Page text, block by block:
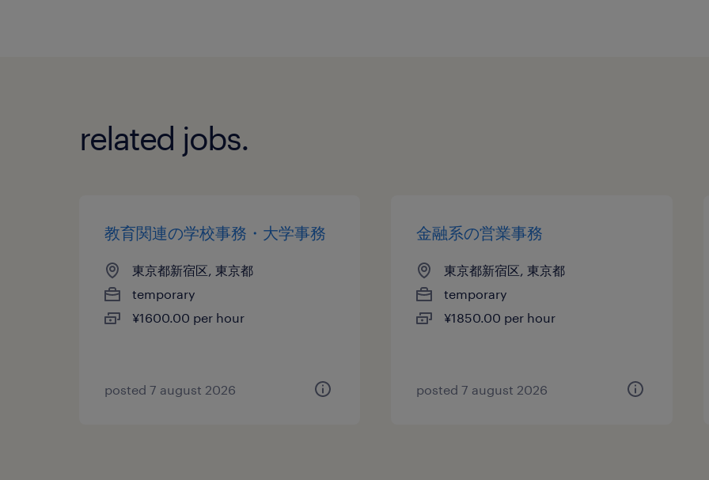
related jobs.
教育関連の学校事務・大学事務
東京都新宿区, 東京都
temporary
¥1600.00 per hour
posted 7 august 2026
金融系の営業事務
東京都新宿区, 東京都
temporary
¥1850.00 per hour
posted 7 august 2026